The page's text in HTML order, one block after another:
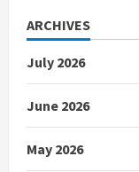
ARCHIVES
July 2026
June 2026
May 2026